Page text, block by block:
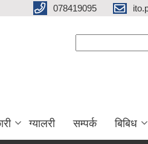
078419095
ग्यालरी सम्पर्क बिबिध